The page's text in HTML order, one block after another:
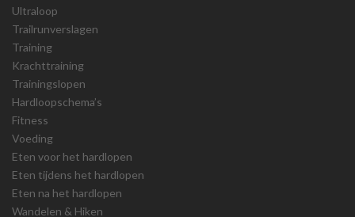
Ultraloop
Trailrunverslagen
Training
Krachttraining
Trainingslopen
Hardloopschema’s
Fitness
Voeding
Eten voor het hardlopen
Eten tijdens het hardlopen
Eten na het hardlopen
Wandelen & Hiken